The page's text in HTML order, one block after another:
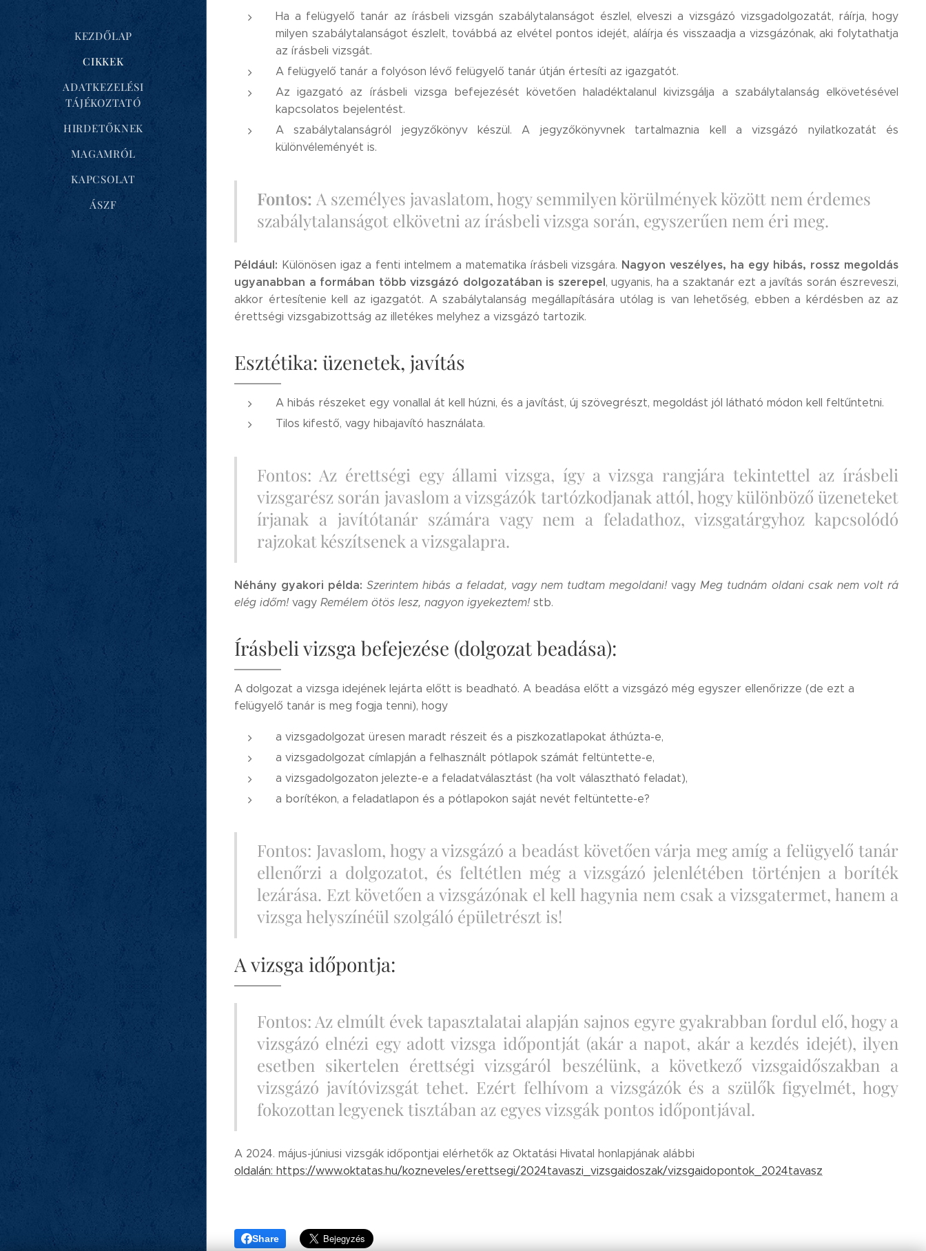
KEZDŐLAP
CIKKEK
ADATKEZELÉSI
TÁJÉKOZTATÓ
HIRDETŐKNEK
MAGAMRÓL
KAPCSOLAT
ÁSZF
Ha a felügyelő tanár az írásbeli vizsgán szabálytalanságot észlel, elveszi a vizsgázó vizsgadolgozatát, ráírja, hogy
milyen szabálytalanságot észlelt, továbbá az elvétel pontos idejét, aláírja és visszaadja a vizsgázónak, aki folytathatja
az írásbeli vizsgát.
A felügyelő tanár a folyóson lévő felügyelő tanár útján értesíti az igazgatót.
Az igazgató az írásbeli vizsga befejezését követően haladéktalanul kivizsgálja a szabálytalanság elkövetésével
kapcsolatos bejelentést.
A szabálytalanságról jegyzőkönyv készül. A jegyzőkönyvnek tartalmaznia kell a vizsgázó nyilatkozatát és
különvéleményét is.
Fontos: A személyes javaslatom, hogy semmilyen körülmények között nem érdemes
szabálytalanságot elkövetni az írásbeli vizsga során, egyszerűen nem éri meg.
Például: Különösen igaz a fenti intelmem a matematika írásbeli vizsgára. Nagyon veszélyes, ha egy hibás, rossz megoldás
ugyanabban a formában több vizsgázó dolgozatában is szerepel, ugyanis, ha a szaktanár ezt a javítás során észreveszi,
akkor értesítenie kell az igazgatót. A szabálytalanság megállapítására utólag is van lehetőség, ebben a kérdésben az az
érettségi vizsgabizottság az illetékes melyhez a vizsgázó tartozik.
Esztétika: üzenetek, javítás
A hibás részeket egy vonallal át kell húzni, és a javítást, új szövegrészt, megoldást jól látható módon kell feltűntetni.
Tilos kifestő, vagy hibajavító használata.
Fontos: Az érettségi egy állami vizsga, így a vizsga rangjára tekintettel az írásbeli
vizsgarész során javaslom a vizsgázók tartózkodjanak attól, hogy különböző üzeneteket
írjanak a javítótanár számára vagy nem a feladathoz, vizsgatárgyhoz kapcsolódó
rajzokat készítsenek a vizsgalapra.
Néhány gyakori példa: Szerintem hibás a feladat, vagy nem tudtam megoldani!vagyMeg tudnám oldani csak nem volt rá
elég időm!vagy Remélem ötös lesz, nagyon igyekeztem! stb.
Írásbeli vizsga befejezése (dolgozat beadása):
A dolgozat a vizsga idejének lejárta előtt is beadható. A beadása előtt a vizsgázó még egyszer ellenőrizze (de ezt a
felügyelő tanár is meg fogja tenni), hogy
a vizsgadolgozat üresen maradt részeit és a piszkozatlapokat áthúzta-e,
a vizsgadolgozat címlapján a felhasznált pótlapok számát feltüntette-e,
a vizsgadolgozaton jelezte-e a feladatválasztást (ha volt választható feladat),
a borítékon, a feladatlapon és a pótlapokon saját nevét feltüntette-e?
Fontos: Javaslom, hogy a vizsgázó a beadást követően várja meg amíg a felügyelő tanár
ellenőrzi a dolgozatot, és feltétlen még a vizsgázó jelenlétében történjen a boríték
lezárása. Ezt követően a vizsgázónak el kell hagynia nem csak a vizsgatermet, hanem a
vizsga helyszínéül szolgáló épületrészt is!
A vizsga időpontja:
Fontos: Az elmúlt évek tapasztalatai alapján sajnos egyre gyakrabban fordul elő, hogy a
vizsgázó elnézi egy adott vizsga időpontját (akár a napot, akár a kezdés idejét), ilyen
esetben sikertelen érettségi vizsgáról beszélünk, a következő vizsgaidőszakban a
vizsgázó javítóvizsgát tehet. Ezért felhívom a vizsgázók és a szülők figyelmét, hogy
fokozottan legyenek tisztában az egyes vizsgák pontos időpontjával.
A 2024. május-júniusi vizsgák időpontjai elérhetők az Oktatási Hivatal honlapjának alábbi
oldalán: https://www.oktatas.hu/kozneveles/erettsegi/2024tavaszi_vizsgaidoszak/vizsgaidopontok_2024tavasz
Share